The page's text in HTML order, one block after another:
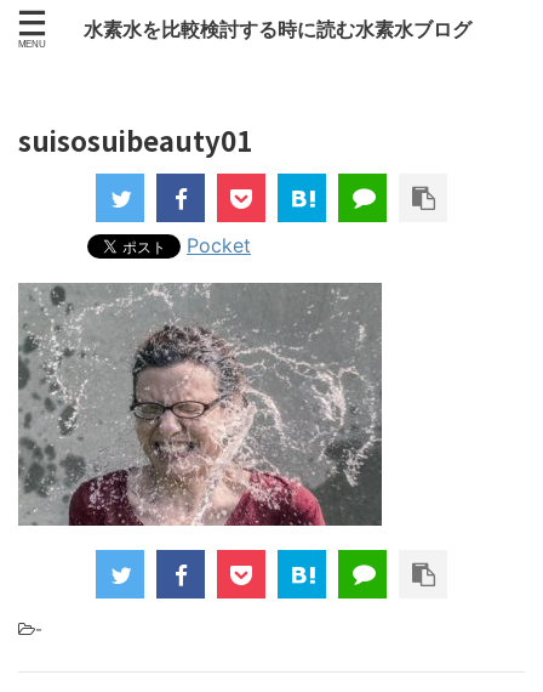
水素水を比較検討する時に読む水素水ブログ
suisosuibeauty01
Pocket
-